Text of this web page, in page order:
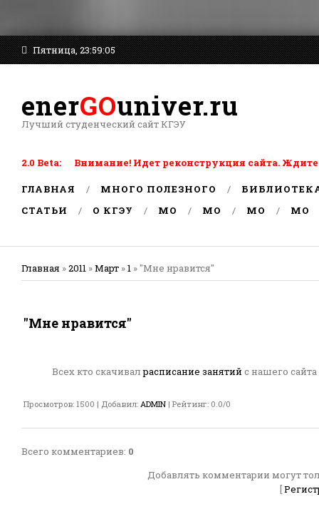
Пятница, 23:59:05
enerGOuniver.ru
Лучший студенческий сайт КГЭУ
2.0 Beta: Внимание! Идет реконструкция сайта. Ждите
ГЛАВНАЯ МНОГО ПОЛЕЗНОГО
СТАТЬИ
О КГЭУ MO MO MO MO
Главная »2011 »Март »1 » "Мне нравится"
"Мне нравится"
Всех кто скачивалрасписание занятий с нашего
Просмотров: 1500 | Добавил: ADMIN | Рейтинг: 0.0/0
Всего комментариев: 0
Добавлять комментарии могут
[